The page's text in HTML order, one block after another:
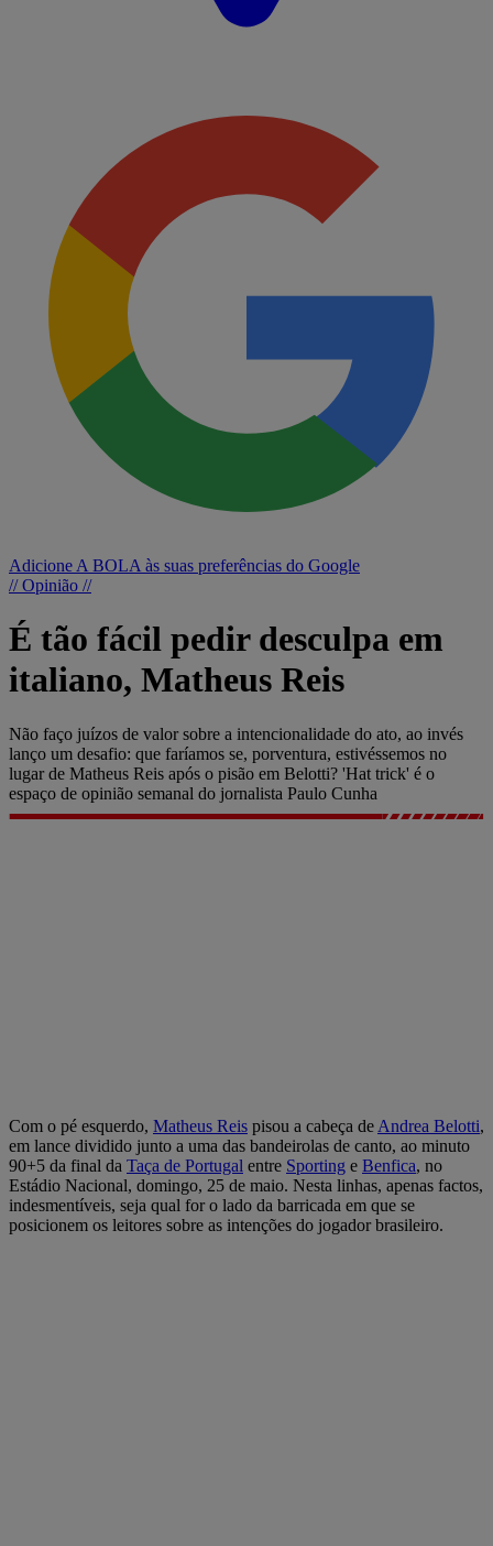
Adicione A BOLA às suas preferências do Google
// Opinião //
É tão fácil pedir desculpa em
italiano, Matheus Reis
Não faço juízos de valor sobre a intencionalidade do ato, ao invés
lanço um desafio: que faríamos se, porventura, estivéssemos no
lugar de Matheus Reis após o pisão em Belotti? 'Hat trick' é o
espaço de opinião semanal do jornalista Paulo Cunha
Com o pé esquerdo, Matheus Reis pisou a cabeça de Andrea Belotti,
em lance dividido junto a uma das bandeirolas de canto, ao minuto
90+5 da final da Taça de Portugal entre Sporting e Benfica, no
Estádio Nacional, domingo, 25 de maio. Nesta linhas, apenas factos,
indesmentíveis, seja qual for o lado da barricada em que se
posicionem os leitores sobre as intenções do jogador brasileiro.